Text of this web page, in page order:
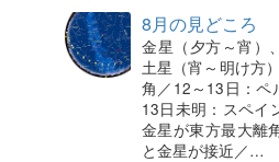
8月の見どころ
金星（夕方～宵）
土星（宵～明け方
角／12～13日：ペ
13日未明：スペイ
金星が東方最大離
と金星が接近／…